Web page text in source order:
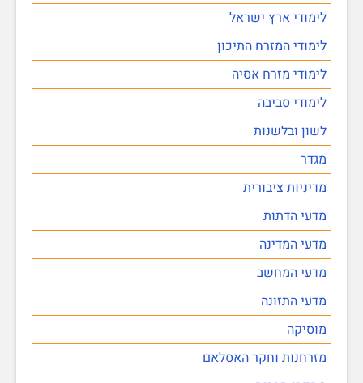
לימודי ארץ ישראל
לימודי המזרח התיכון
לימודי מזרח אסיה
לימודי סביבה
לשון ובלשנות
מגדר
מדיניות ציבורית
מדעי הדתות
מדעי המדינה
מדעי המחשב
מדעי התזונה
מוסיקה
מזרחנות וחקר האסלאם